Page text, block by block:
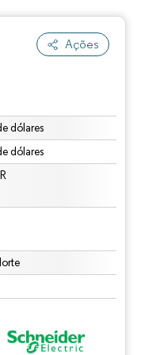
Ações
dólares
dólares
conforme CC BY 4.0.